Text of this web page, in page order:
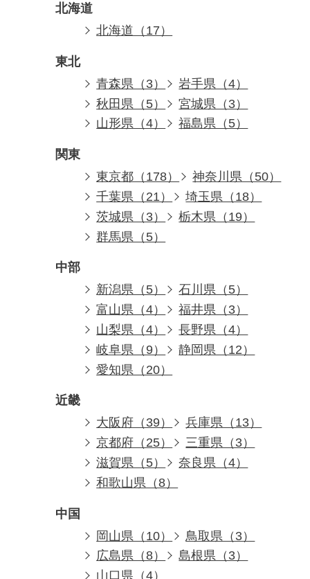
北海道
北海道（17）
東北
青森県（3）
岩手県（4）
秋田県（5）
宮城県（3）
山形県（4）
福島県（5）
関東
東京都（178）
神奈川県（50）
千葉県（21）
埼玉県（18）
茨城県（3）
栃木県（19）
群馬県（5）
中部
新潟県（5）
石川県（5）
富山県（4）
福井県（3）
山梨県（4）
長野県（4）
岐阜県（9）
静岡県（12）
愛知県（20）
近畿
大阪府（39）
兵庫県（13）
京都府（25）
三重県（3）
滋賀県（5）
奈良県（4）
和歌山県（8）
中国
岡山県（10）
鳥取県（3）
広島県（8）
島根県（3）
山口県（4）